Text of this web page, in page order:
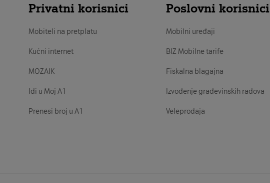
Privatni korisnici
Mobiteli na pretplatu
Kućni internet
MOZAIK
Idi u Moj A1
Prenesi broj u A1
Poslovni korisnici
Mobilni uređaji
BIZ Mobilne tarife
Fiskalna blagajna
Izvođenje građevinskih radova
Veleprodaja